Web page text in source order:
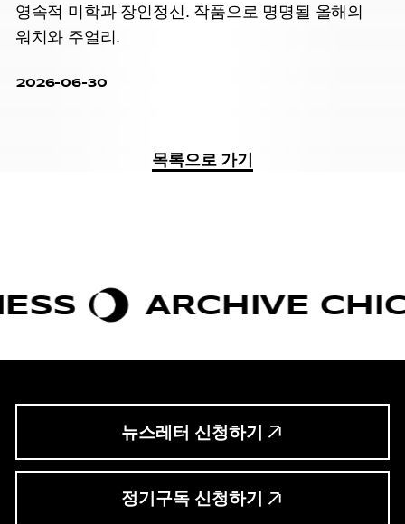
영속적 미학과 장인정신. 작품으로 명명될 올해의
워치와 주얼리.
2026-06-30
목록으로 가기
ARCHIVE CHIC
뉴스레터 신청하기
정기구독 신청하기